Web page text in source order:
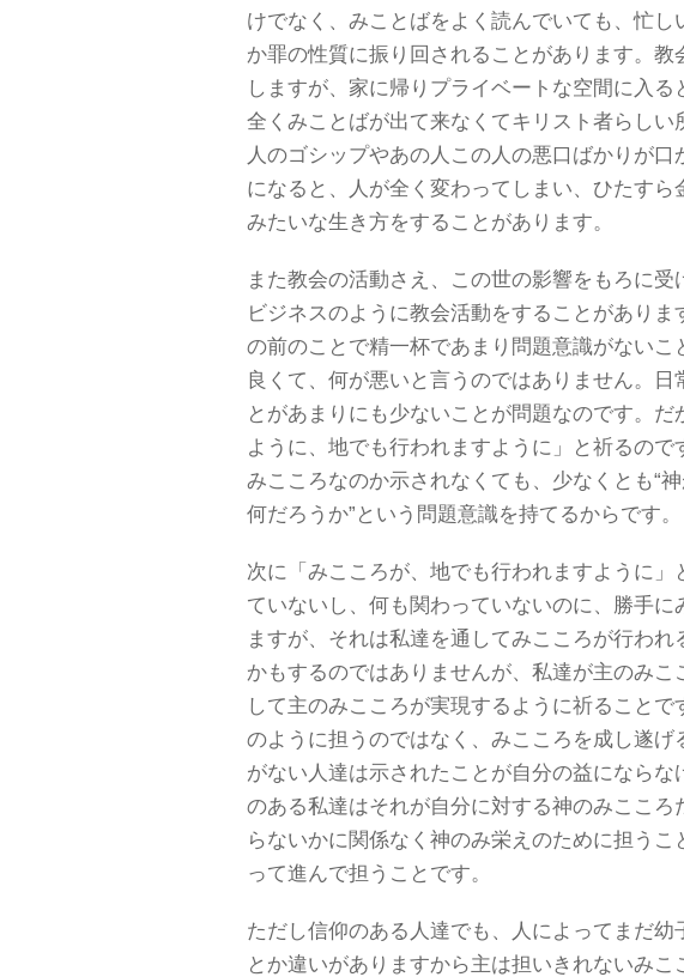
けでなく、みことばをよく読んでいても、忙し
か罪の性質に振り回されることがあります。
しますが、家に帰りプライベートな空間に入る
全くみことばが出て来なくてキリスト者らし
人のゴシップやあの人この人の悪口ばかりが
になると、人が全く変わってしまい、ひたす
みたいな生き方をすることがあります。
また教会の活動さえ、この世の影響をもろに
ビジネスのように教会活動をすることがあり
の前のことで精一杯であまり問題意識がない
良くて、何が悪いと言うのではありません。
とがあまりにも少ないことが問題なのです。
ように、地でも行われますように」と祈るの
みこころなのか示されなくても、少なくとも“
何だろうか”という問題意識を持てるからです。
次に「みこころが、地でも行われますように
ていないし、何も関わっていないのに、勝手に
ますが、それは私達を通してみこころが行わ
かもするのではありませんが、私達が主のみ
して主のみこころが実現するように祈ること
のように担うのではなく、みこころを成し遂
がない人達は示されたことが自分の益になら
のある私達はそれが自分に対する神のみここ
らないかに関係なく神のみ栄えのために担う
って進んで担うことです。
ただし信仰のある人達でも、人によってまだ
とか違いがありますから主は担いきれないみこ